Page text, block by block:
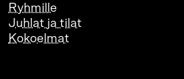
Ryhmille
Juhlat ja tilat
Kokoelmat